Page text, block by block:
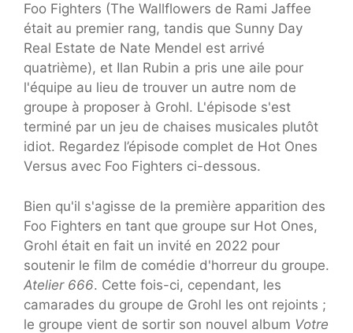
Foo Fighters (The Wallflowers de Rami Jaffee
était au premier rang, tandis que Sunny Day
Real Estate de Nate Mendel est arrivé
quatrième), et Ilan Rubin a pris une aile pour
l'équipe au lieu de trouver un autre nom de
groupe à proposer à Grohl. L'épisode s'est
terminé par un jeu de chaises musicales plutôt
idiot. Regardez l’épisode complet de Hot Ones
Versus avec Foo Fighters ci-dessous.
Bien qu'il s'agisse de la première apparition des
Foo Fighters en tant que groupe sur Hot Ones,
Grohl était en fait un invité en 2022 pour
soutenir le film de comédie d'horreur du groupe.
Atelier 666. Cette fois-ci, cependant, les
camarades du groupe de Grohl les ont rejoints ;
le groupe vient de sortir son nouvel album Votre